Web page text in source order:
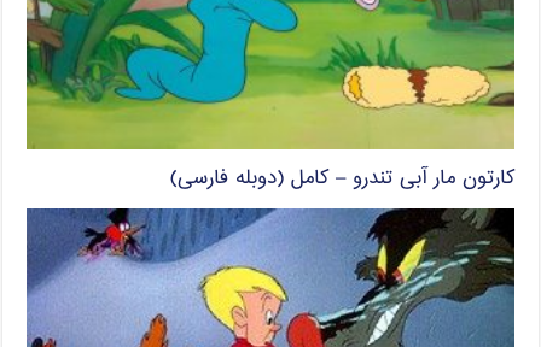
کارتون مار آبی تندرو – کامل (دوبله فارسی)